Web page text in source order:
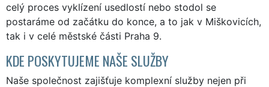
celý proces vyklízení usedlostí nebo stodol se
postaráme od začátku do konce, a to jak v Miškovicích,
tak i v celé městské části Praha 9.
KDE POSKYTUJEME NAŠE SLUŽBY
Naše společnost zajišťuje komplexní služby nejen při